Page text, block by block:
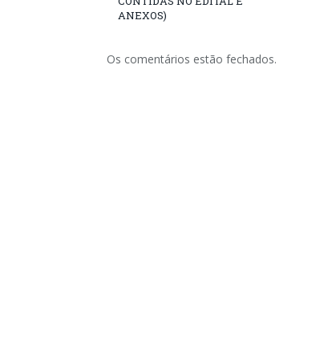
ANEXOS)
Os comentários estão fechados.